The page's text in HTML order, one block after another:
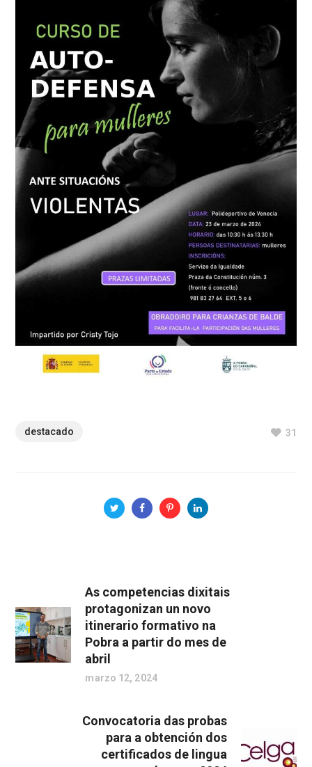
destacado 31
As competencias dixitais
protagonizan un novo
itinerario formativo na
Pobra a partir do mes de
abril
marzo 12, 2024
Convocatoria das probas
para a obtención dos
certificados de lingua